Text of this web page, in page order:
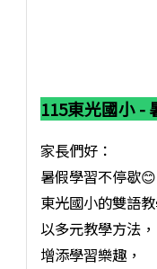
115東光國小 -
家長們好：
暑假學習不停歇😊
東光國小的雙語教
以多元教學方法，
增添學習樂趣，